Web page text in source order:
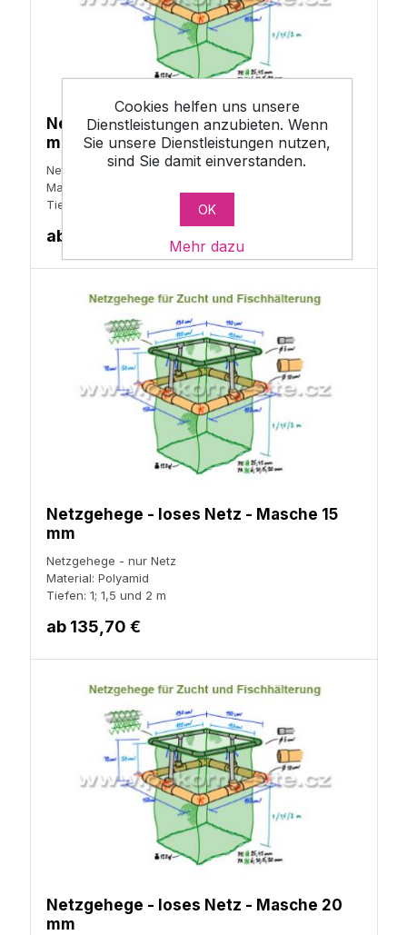
Cookies helfen uns unsere
Dienstleistungen anzubieten. Wenn
Sie unsere Dienstleistungen nutzen,
sind Sie damit einverstanden.
OK
Mehr dazu
Netzgehege - loses Netz - Masche 10
mm
Netzgehege - nur Netz
Material: Polyamid
Tiefen: 1; 1,5 und 2 m
ab
Netzgehege - loses Netz - Masche 15
mm
Netzgehege - nur Netz
Material: Polyamid
Tiefen: 1; 1,5 und 2 m
ab 135,70 €
Netzgehege - loses Netz - Masche 20
mm